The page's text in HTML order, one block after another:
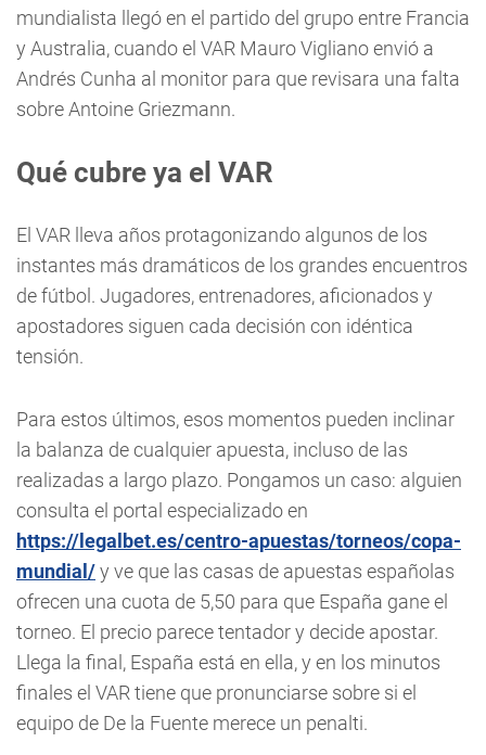
mundialista llegó en el partido del grupo entre Francia
y Australia, cuando el VAR Mauro Vigliano envió a
Andrés Cunha al monitor para que revisara una falta
sobre Antoine Griezmann.
Qué cubre ya el VAR
El VAR lleva años protagonizando algunos de los
instantes más dramáticos de los grandes encuentros
de fútbol. Jugadores, entrenadores, aficionados y
apostadores siguen cada decisión con idéntica
tensión.
Para estos últimos, esos momentos pueden inclinar
la balanza de cualquier apuesta, incluso de las
realizadas a largo plazo. Pongamos un caso: alguien
consulta el portal especializado en
https://legalbet.es/centro-apuestas/torneos/copa-
mundial/y ve que las casas de apuestas españolas
ofrecen una cuota de 5,50 para que España gane el
torneo. El precio parece tentador y decide apostar.
Llega la final, España está en ella, y en los minutos
finales el VAR tiene que pronunciarse sobre si el
equipo de De la Fuente merece un penalti.